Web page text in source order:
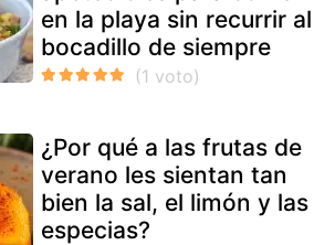
en la playa sin recurrir al
bocadillo de siempre
¿Por qué a las frutas de
verano les sientan tan
bien la sal, el limón y las
especias?